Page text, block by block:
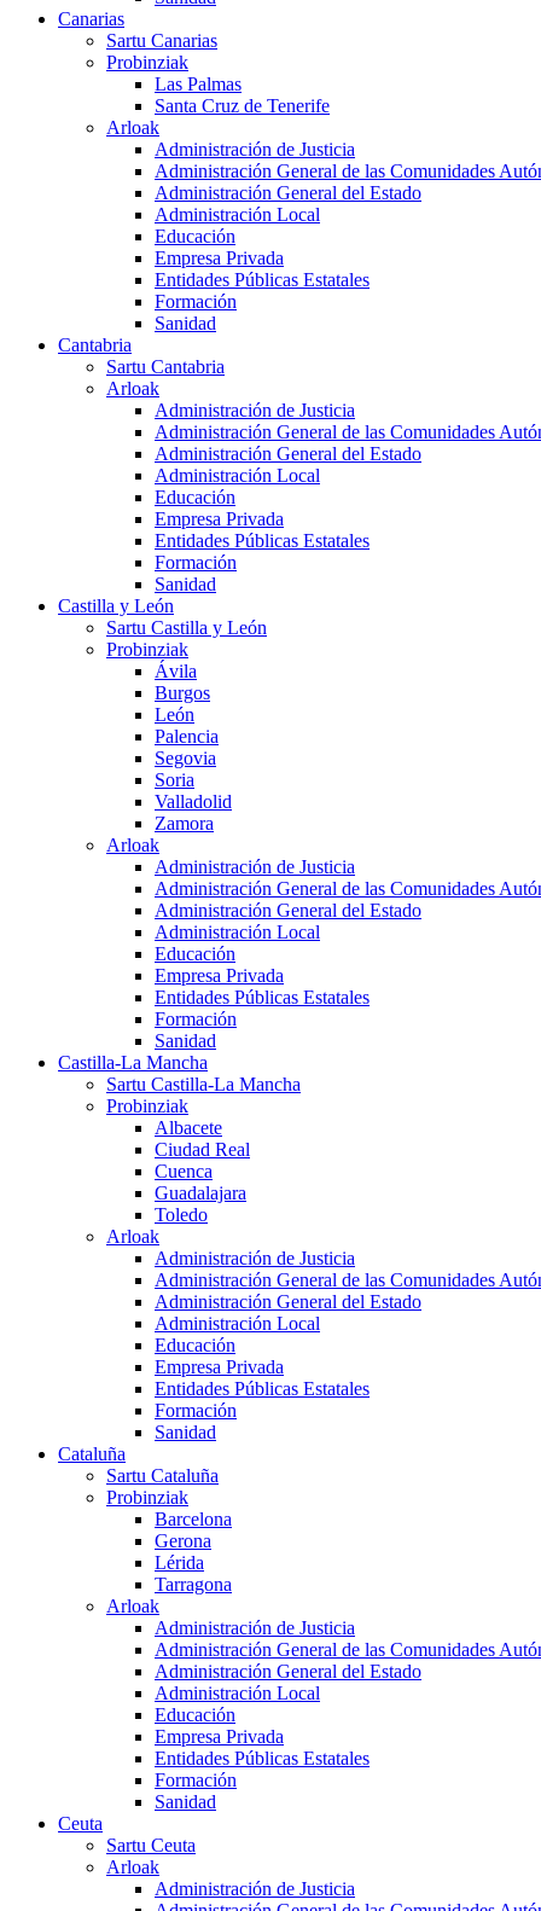
Canarias
Sartu Canarias
Probinziak
Las Palmas
Santa Cruz de Tenerife
Arloak
Administración de Justicia
Administración General de las Comunidades
Administración General del Estado
Administración Local
Educación
Empresa Privada
Entidades Públicas Estatales
Formación
Sanidad
Cantabria
Sartu Cantabria
Arloak
Administración de Justicia
Administración General de las Comunidades
Administración General del Estado
Administración Local
Educación
Empresa Privada
Entidades Públicas Estatales
Formación
Sanidad
Castilla y León
Sartu Castilla y León
Probinziak
Ávila
Burgos
León
Palencia
Segovia
Soria
Valladolid
Zamora
Arloak
Administración de Justicia
Administración General de las Comunidades
Administración General del Estado
Administración Local
Educación
Empresa Privada
Entidades Públicas Estatales
Formación
Sanidad
Castilla-La Mancha
Sartu Castilla-La Mancha
Probinziak
Albacete
Ciudad Real
Cuenca
Guadalajara
Toledo
Arloak
Administración de Justicia
Administración General de las Comunidades
Administración General del Estado
Administración Local
Educación
Empresa Privada
Entidades Públicas Estatales
Formación
Sanidad
Cataluña
Sartu Cataluña
Probinziak
Barcelona
Gerona
Lérida
Tarragona
Arloak
Administración de Justicia
Administración General de las Comunidades
Administración General del Estado
Administración Local
Educación
Empresa Privada
Entidades Públicas Estatales
Formación
Sanidad
Ceuta
Sartu Ceuta
Arloak
Administración de Justicia